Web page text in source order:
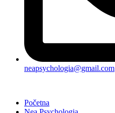
neapsychologia@gmail.com
Početna